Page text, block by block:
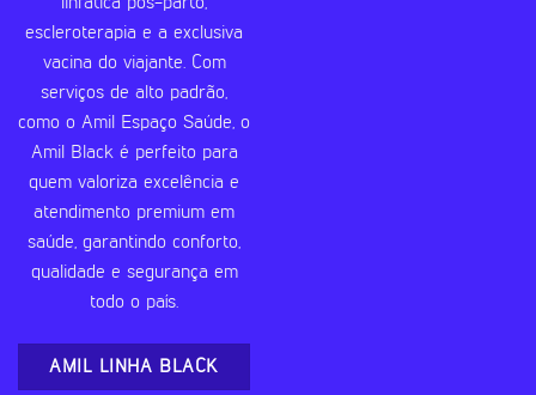
linfática pós-parto,
escleroterapia e a exclusiva
vacina do viajante. Com
serviços de alto padrão,
como o Amil Espaço Saúde, o
Amil Black é perfeito para
quem valoriza excelência e
atendimento premium em
saúde, garantindo conforto,
qualidade e segurança em
todo o país.
AMIL LINHA BLACK